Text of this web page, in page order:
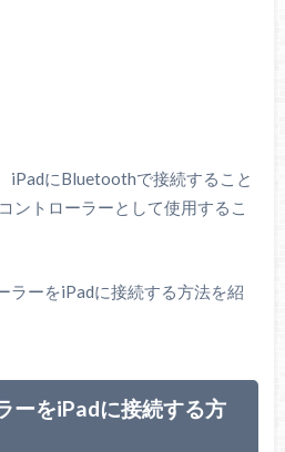
iPadにBluetoothで接続すること
ントローラーとして使用するこ
ラーをiPadに接続する方法を紹
ーをiPadに接続する方